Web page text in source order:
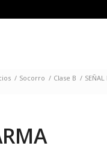
/ Socorro / Clase B /